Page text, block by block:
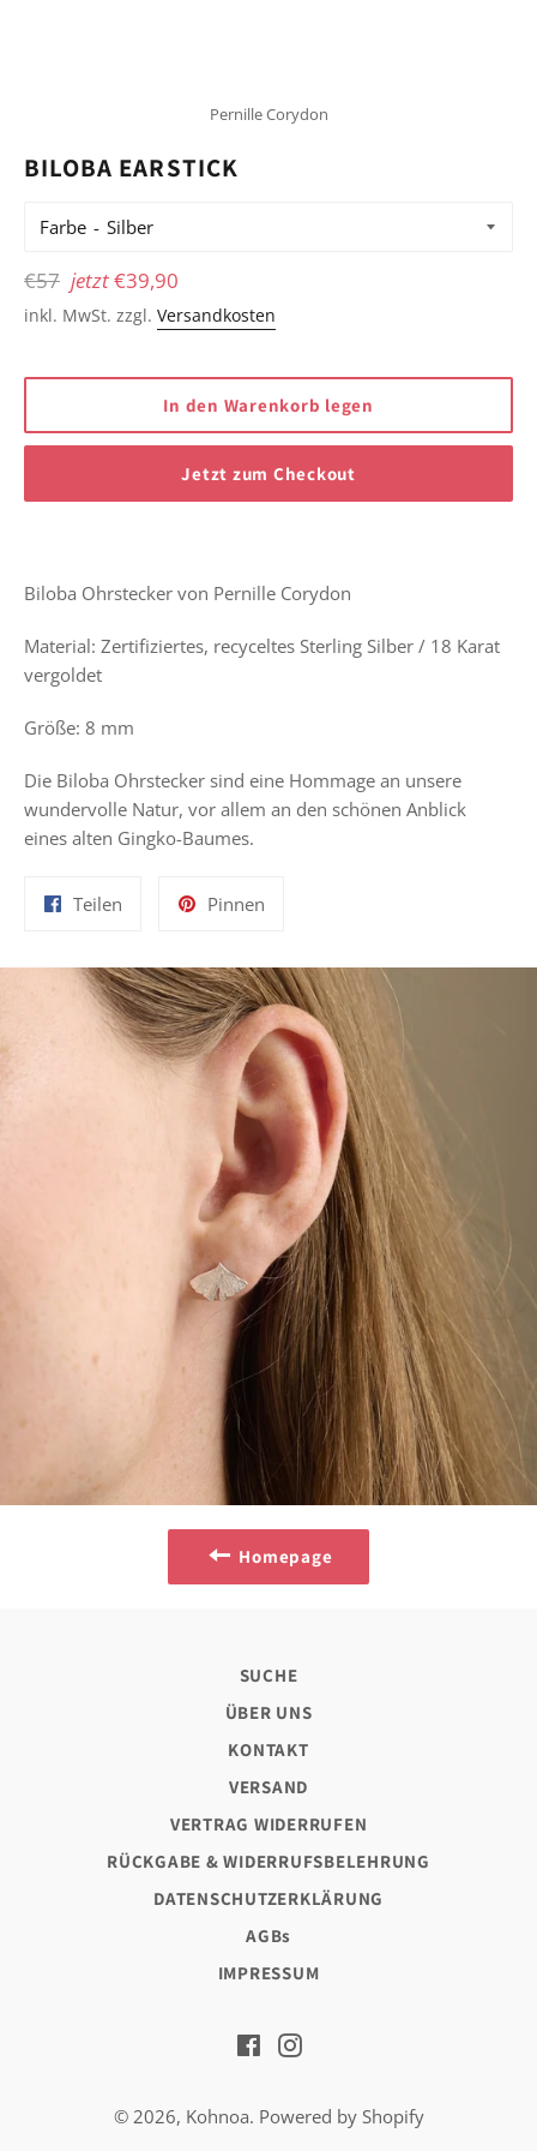
Pernille Corydon
BILOBA EARSTICK
Farbe
Normaler
Preis
€57 jetzt€39,90
inkl. MwSt. zzgl. Versandkosten
In den Warenkorb legen
Jetzt zum Checkout
Biloba Ohrstecker von Pernille Corydon
Material: Zertifiziertes, recyceltes Sterling Silber / 18 Karat
vergoldet
Größe: 8 mm
Die Biloba Ohrstecker sind eine Hommage an unsere
wundervolle Natur, vor allem an den schönen Anblick
eines alten Gingko-Baumes.
Teilen Pinnen
Homepage
SUCHE
ÜBER UNS
KONTAKT
VERSAND
VERTRAG WIDERRUFEN
RÜCKGABE & WIDERRUFSBELEHRUNG
DATENSCHUTZERKLÄRUNG
AGBs
IMPRESSUM
FacebookInstagram
© 2026, Kohnoa. Powered by Shopify